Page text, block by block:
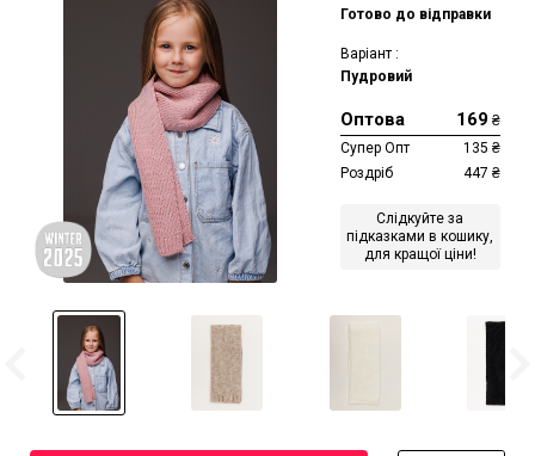
Готово до відправки
Варіант :
Пудровий
Оптова 169 ₴
Супер Опт
135 ₴
Роздріб
447 ₴
Слідкуйте за
підказками в кошику,
для кращої ціни!